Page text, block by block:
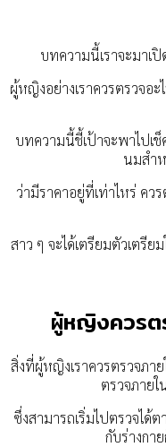
บทความนี้เราจะมาเ
ผู้หญิงอย่างเราควรตรวจอะ
บทความนี้ชี้เป้าจะพาไปเช็
นมสำ
ว่ามีราคาอยู่ที่เท่าไหร่ คว
สาว ๆ จะได้เตรียมตัวเตรีย
ผู้หญิงควรต
สิ่งที่ผู้หญิงเราควรตรวจภา
ตรวจภายใ
ซึ่งสามารถเริ่มไปตรวจได้
กับร่างกา